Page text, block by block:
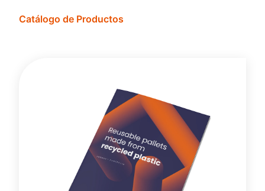
Catálogo de Productos